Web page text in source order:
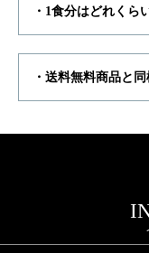
・1食分はどれくら
・送料無料商品と